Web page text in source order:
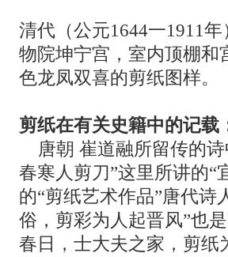
清代（公元1644一1911
物院坤宁宫，室内顶棚和
色龙凤双喜的剪纸图样。
剪纸在有关史籍中的记载
唐朝 崔道融所留传的诗
春寒人剪刀”这里所讲的“
的“剪纸艺术作品”唐代诗
俗，剪彩为人起晋风”也
春日，士大夫之家，剪纸